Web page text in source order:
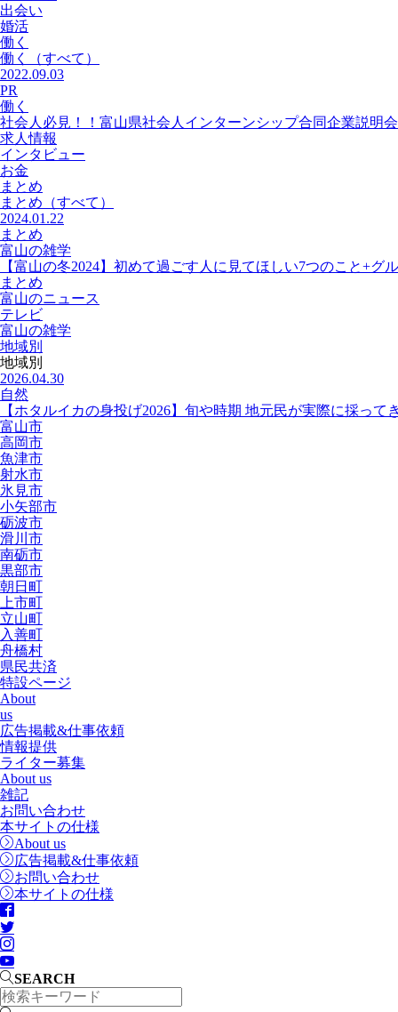
出会い
婚活
働く
働く
（すべて）
2022.09.03
PR
働く
社会人必見！！富山県社会人インターンシップ合同企業説明会
求人情報
インタビュー
お金
まとめ
まとめ （すべて）
2024.01.22
まとめ
富山の雑学
【富山の冬2024】初めて過ごす人に見てほしい7つのこと+グ
まとめ
富山のニュース
テレビ
富山の雑学
地域別
地域別
2026.04.30
自然
【ホタルイカの身投げ2026】旬や時期 地元民が実際に採って
富山市
高岡市
魚津市
射水市
氷見市
小矢部市
砺波市
滑川市
南砺市
黒部市
朝日町
上市町
立山町
入善町
舟橋村
県民共済
特設ページ
About
us
広告掲載&仕事依頼
情報提供
ライター募集
About us
雑記
お問い合わせ
本サイトの仕様
About us
広告掲載&仕事依頼
お問い合わせ
本サイトの仕様
SEARCH